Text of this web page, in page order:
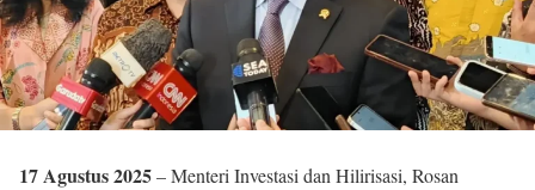
17 Agustus 2025– Menteri Investasi dan Hilirisasi, Rosan